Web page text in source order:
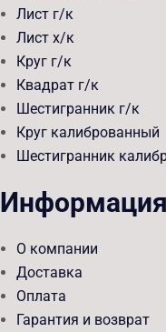
Лист г/к
Лист х/к
Круг г/к
Квадрат г/к
Шестигранник г/к
Круг калиброванный
Шестигранник
Информация
О компании
Доставка
Оплата
Гарантия и возврат